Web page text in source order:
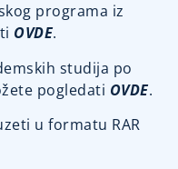
programa iz
OVDE.
studija po
pogledati OVDE.
u formatu RAR